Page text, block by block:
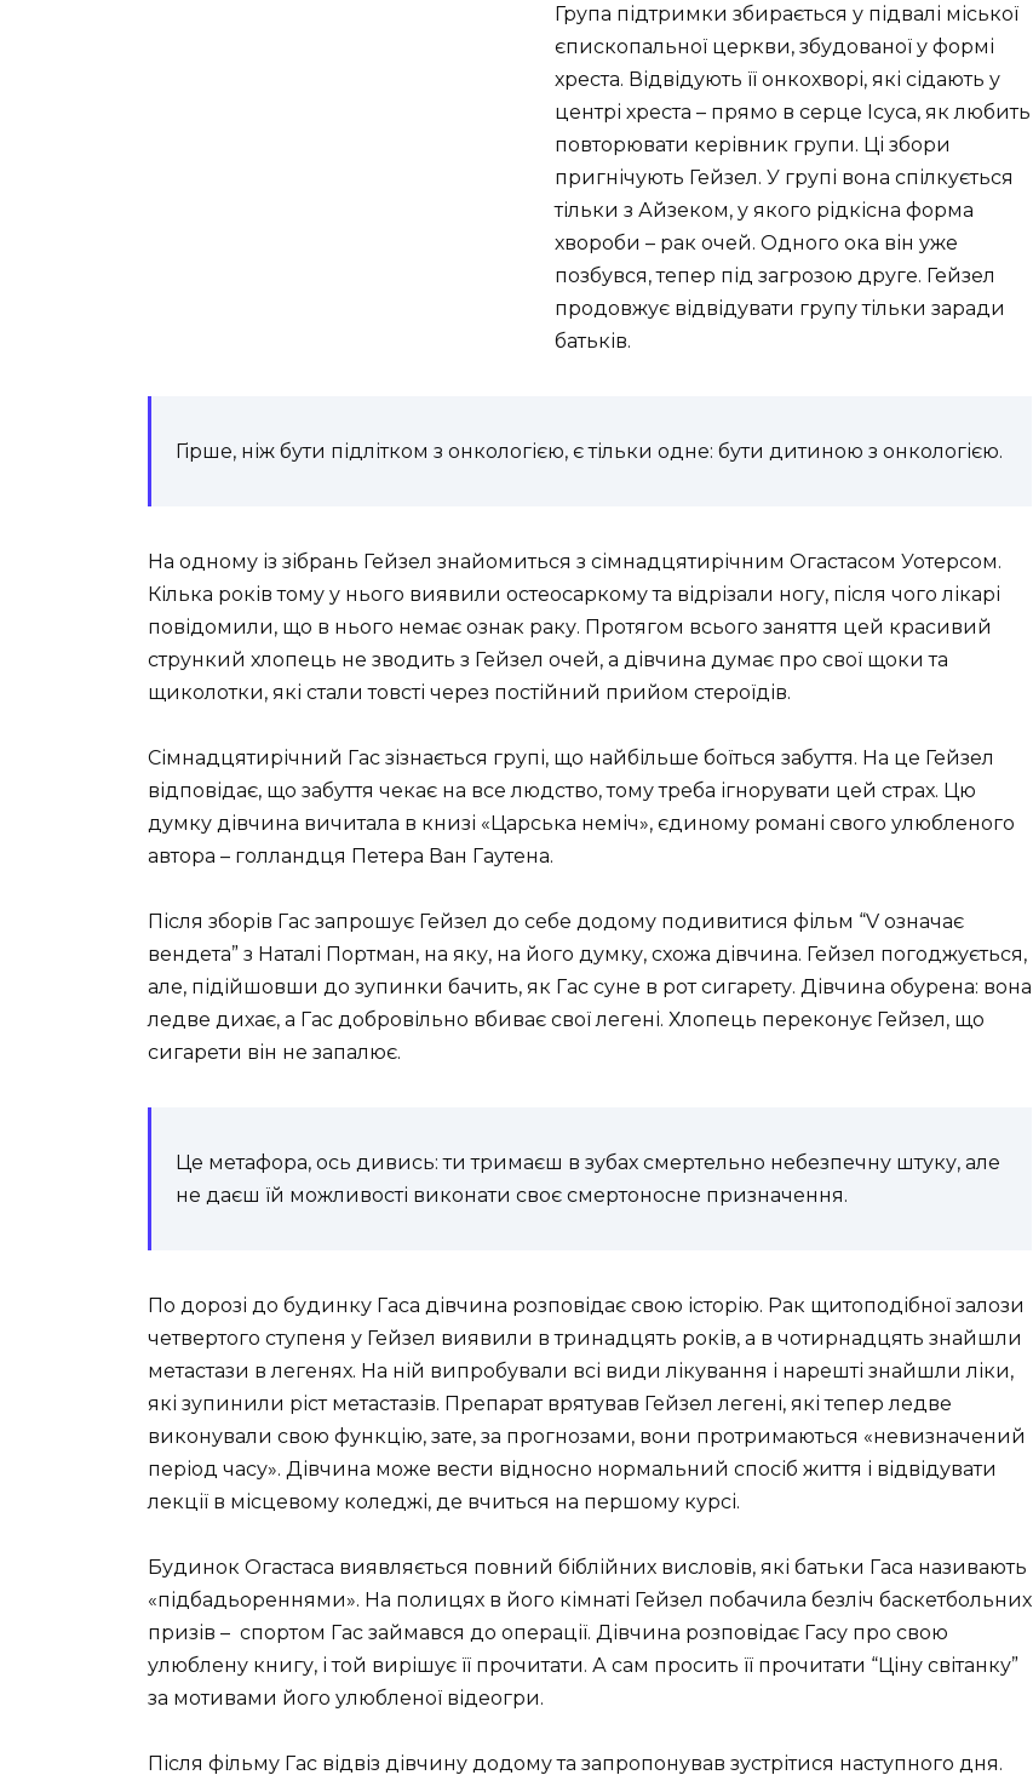
Група підтримки збирається у підвалі міської
єпископальної церкви, збудованої у формі
хреста. Відвідують її онкохворі, які сідають у
центрі хреста – прямо в серце Ісуса, як любить
повторювати керівник групи. Ці збори
пригнічують Гейзел. У групі вона спілкується
тільки з Айзеком, у якого рідкісна форма
хвороби – рак очей. Одного ока він уже
позбувся, тепер під загрозою друге. Гейзел
продовжує відвідувати групу тільки заради
батьків.
Гірше, ніж бути підлітком з онкологією, є тільки одне: бути дитиною з онкологією.
На одному із зібрань Гейзел знайомиться з сімнадцятирічним Огастасом Уотерсом.
Кілька років тому у нього виявили остеосаркому та відрізали ногу, після чого лікарі
повідомили, що в нього немає ознак раку. Протягом всього заняття цей красивий
стрункий хлопець не зводить з Гейзел очей, а дівчина думає про свої щоки та
щиколотки, які стали товсті через постійний прийом стероїдів.
Сімнадцятирічний Гас зізнається групі, що найбільше боїться забуття. На це Гейзел
відповідає, що забуття чекає на все людство, тому треба ігнорувати цей страх. Цю
думку дівчина вичитала в книзі «Царська неміч», єдиному романі свого улюбленого
автора – голландця Петера Ван Гаутена.
Після зборів Гас запрошує Гейзел до себе додому подивитися фільм “V означає
вендета” з Наталі Портман, на яку, на його думку, схожа дівчина. Гейзел погоджується,
але, підійшовши до зупинки бачить, як Гас суне в рот сигарету. Дівчина обурена: вона
ледве дихає, а Гас добровільно вбиває свої легені. Хлопець переконує Гейзел, що
сигарети він не запалює.
Це метафора, ось дивись: ти тримаєш в зубах смертельно небезпечну штуку, але
не даєш їй можливості виконати своє смертоносне призначення.
По дорозі до будинку Гаса дівчина розповідає свою історію. Рак щитоподібної залози
четвертого ступеня у Гейзел виявили в тринадцять років, а в чотирнадцять знайшли
метастази в легенях. На ній випробували всі види лікування і нарешті знайшли ліки,
які зупинили ріст метастазів. Препарат врятував Гейзел легені, які тепер ледве
виконували свою функцію, зате, за прогнозами, вони протримаються «невизначений
період часу». Дівчина може вести відносно нормальний спосіб життя і відвідувати
лекції в місцевому коледжі, де вчиться на першому курсі.
Будинок Огастаса виявляється повний біблійних висловів, які батьки Гаса називають
«підбадьореннями». На полицях в його кімнаті Гейзел побачила безліч баскетбольних
призів – спортом Гас займався до операції. Дівчина розповідає Гасу про свою
улюблену книгу, і той вирішує її прочитати. А сам просить її прочитати “Ціну світанку”
за мотивами його улюбленої відеогри.
Після фільму Гас відвіз дівчину додому та запропонував зустрітися наступного дня.